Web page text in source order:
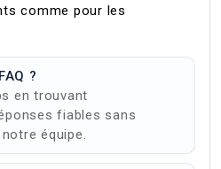
comme pour les
?
en trouvant
fiables sans
équipe.